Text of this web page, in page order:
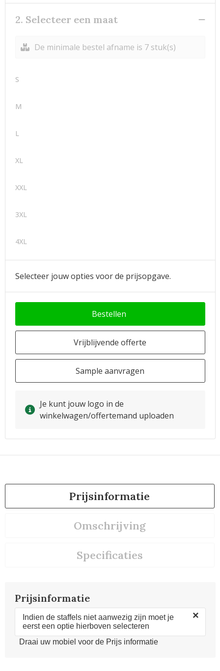
2. Selecteer een maat
De minimale bestel afname is 7 stuk(s)
S
M
L
XL
XXL
3XL
4XL
Selecteer jouw opties voor de prijsopgave.
Bestellen
Vrijblijvende offerte
Sample aanvragen
Je kunt jouw logo in de
winkelwagen/offertemand uploaden
Prijsinformatie
Omschrijving
Specificaties
Prijsinformatie
Indien de staffels niet aanwezig zijn moet je
eerst een optie hierboven selecteren
×
Draai uw mobiel voor de Prijs informatie